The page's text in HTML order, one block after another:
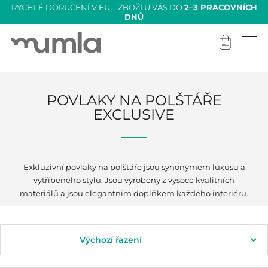
RYCHLÉ DORUČENÍ V EU – ZBOŽÍ U VÁS DO2–3 PRACOVNÍCH
DNŮ
POVLAKY NA POLŠTÁŘE
EXCLUSIVE
Exkluzivní povlaky na polštáře jsou synonymem luxusu a
vytříbeného stylu. Jsou vyrobeny z vysoce kvalitních
materiálů a jsou elegantním doplňkem každého interiéru.